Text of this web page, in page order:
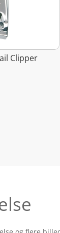
Clipper